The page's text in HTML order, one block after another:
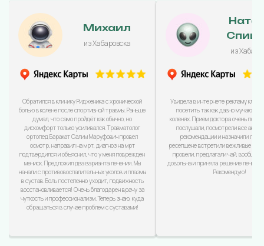
Михаил
из Хабаровска
Обратился в клинику Ридженика с хронической
болью в колене после спортивной травмы. Раньше
думал, что само пройдёт как обычно, но
дискомфорт только усиливался. Травматолог
ортопед Баракат Салим Маруфович провел
осмотр, направил на мрт, диагноз на мрт
подтвердился и объяснил, что у меня поврежден
мениск. Предложил два варианта лечения. Мы
начали с противовоспалительных уколов и плазмы
в сустав. Боль постепенно уходит, подвижность
восстановливается! Очень благодарен врачу за
чуткость и профессионализм. Теперь знаю, куда
обращаться в случае проблем с суставами!
из
Увидела в интернете рекламу
посетить так как давно мучаюсь
коленях. Прием доктора очень
послушали, посмотрели все
рекомендации и назначили
ресепшене встретили вежливые
провели, предлагали чай, вообщем
довольна и приняла решение
Рекомендую!